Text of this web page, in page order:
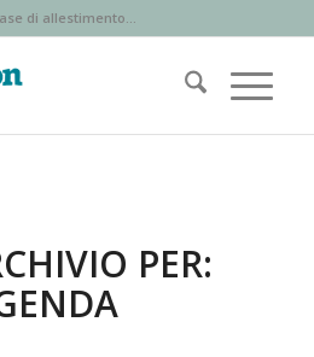
di allestimento...
PER: